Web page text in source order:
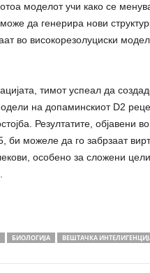
моделот учи како се
да генерира нови
во високорезолуциски
тимот успеал да
на допаминскиот D2
Резултатите, објавени
би можеле да го забрзаат
особено за сложени
БИОЛОГИЈА ВЕШТАЧКА